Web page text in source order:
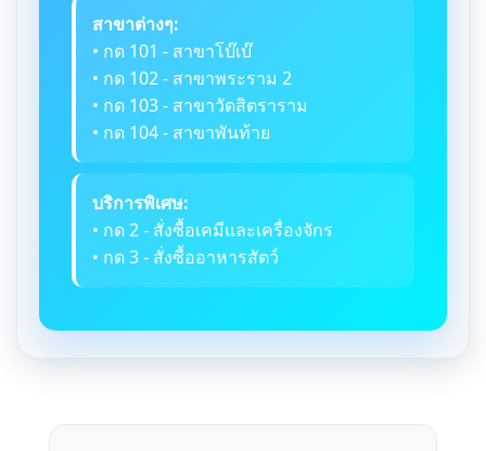
สาขาต่างๆ:
• กด 101 - สาขาโบ๊เบ๊
• กด 102 - สาขาพระราม 2
• กด 103 - สาขาวัดสิตราราม
• กด 104 - สาขาพันท้าย
บริการพิเศษ:
• กด 2 - สั่งซื้อเคมีและเครื่องจักร
• กด 3 - สั่งซื้ออาหารสัตว์